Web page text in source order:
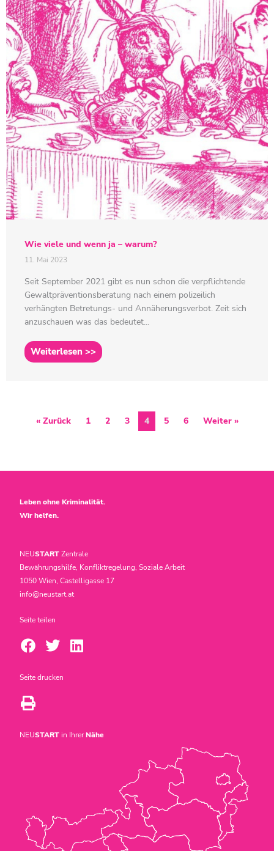
Wie viele und wenn ja – warum?
11. Mai 2023
Seit September 2021 gibt es nun schon die verpflichtende
Gewaltpräventionsberatung nach einem polizeilich
verhängten Betretungs- und Annäherungsverbot. Zeit sich
anzuschauen was das bedeutet...
Weiterlesen >>
« Zurück 1 2 3 4 5 6 Weiter »
Leben ohne Kriminalität.
Wir helfen.
NEUSTARTZentrale
Bewährungshilfe, Konfliktregelung, Soziale Arbeit
1050 Wien, Castelligasse 17
info@neustart.at
Seite teilen
Seite drucken
NEUSTARTin IhrerNähe